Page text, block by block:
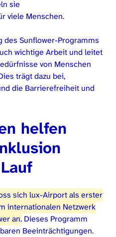
sie
viele Menschen.
des Sunflower-Programms
wichtige Arbeit und leitet
von Menschen
trägt dazu bei,
die Barrierefreiheit und
helfen
sich lux-Airport als erster
internationalen Netzwerk
an.Dieses Programm
Beeinträchtigungen.